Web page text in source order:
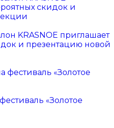
KRASNOE приглашает
и презентацию новой
«Золотое